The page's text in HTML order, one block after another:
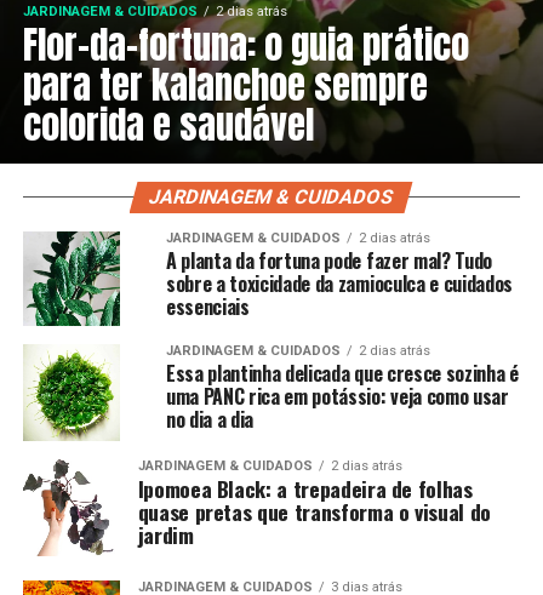
JARDINAGEM & CUIDADOS 2 dias atrás
Flor-da-fortuna: o guia prático
para ter kalanchoe sempre
colorida e saudável
JARDINAGEM & CUIDADOS
JARDINAGEM & CUIDADOS 2 dias atrás
A planta da fortuna pode fazer mal? Tudo
sobre a toxicidade da zamioculca e cuidados
essenciais
JARDINAGEM & CUIDADOS 2 dias atrás
Essa plantinha delicada que cresce sozinha é
uma PANC rica em potássio: veja como usar
no dia a dia
JARDINAGEM & CUIDADOS 2 dias atrás
Ipomoea Black: a trepadeira de folhas
quase pretas que transforma o visual do
jardim
JARDINAGEM & CUIDADOS 3 dias atrás